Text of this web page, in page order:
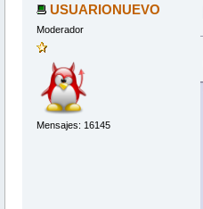
USUARIONUEVO
Moderador
Mensajes: 16145